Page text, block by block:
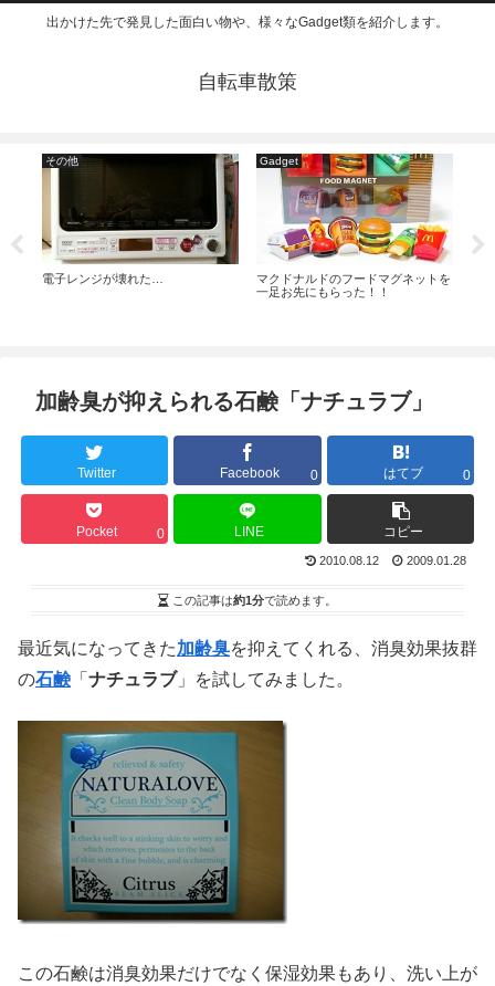
出かけた先で発見した面白い物や、様々なGadget類を紹介します。
自転車散策
その他
電子レンジが壊れた…
Gadget
マクドナルドのフードマグネットを
一足お先にもらった！！
加齢臭が抑えられる石鹸「ナチュラブ」
Twitter Facebook 0 はてブ 0
Pocket 0 LINE コピー
2010.08.12 2009.01.28
この記事は約1分で読めます。
最近気になってきた加齢臭を抑えてくれる、消臭効果抜群
の石鹸 「 ナチュラブ」を試してみました。
この石鹸は消臭効果だけでなく保湿効果もあり、洗い上が